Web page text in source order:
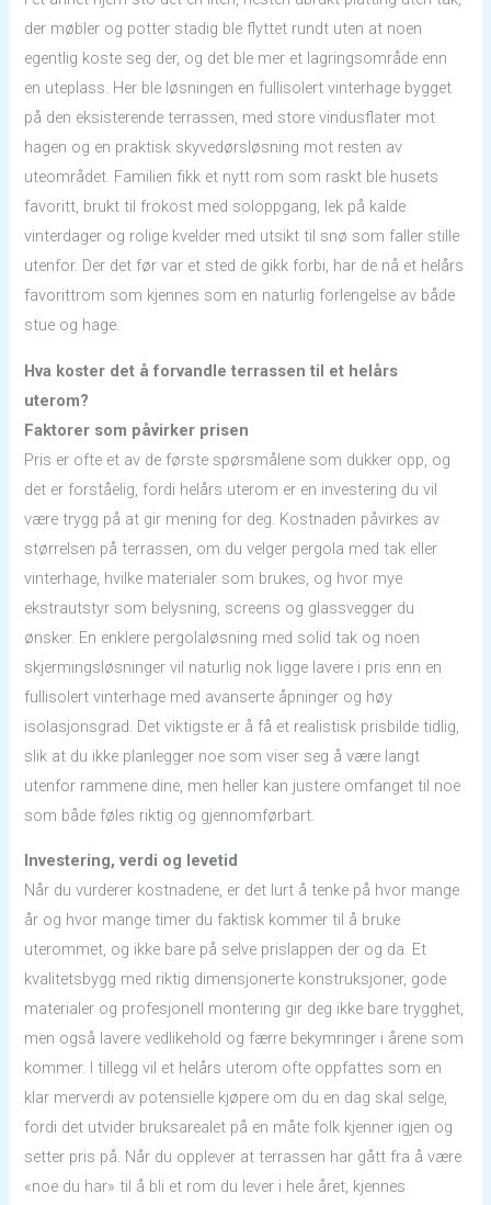
der møbler og potter stadig ble flyttet rundt uten at noen
egentlig koste seg der, og det ble mer et lagringsområde enn
en uteplass. Her ble løsningen en fullisolert vinterhage bygget
på den eksisterende terrassen, med store vindusflater mot
hagen og en praktisk skyvedørsløsning mot resten av
uteområdet. Familien fikk et nytt rom som raskt ble husets
favoritt, brukt til frokost med soloppgang, lek på kalde
vinterdager og rolige kvelder med utsikt til snø som faller stille
utenfor. Der det før var et sted de gikk forbi, har de nå et helårs
favorittrom som kjennes som en naturlig forlengelse av både
stue og hage.
Hva koster det å forvandle terrassen til et helårs
uterom?
Faktorer som påvirker prisen
Pris er ofte et av de første spørsmålene som dukker opp, og
det er forståelig, fordi helårs uterom er en investering du vil
være trygg på at gir mening for deg. Kostnaden påvirkes av
størrelsen på terrassen, om du velger pergola med tak eller
vinterhage, hvilke materialer som brukes, og hvor mye
ekstrautstyr som belysning, screens og glassvegger du
ønsker. En enklere pergolaløsning med solid tak og noen
skjermingsløsninger vil naturlig nok ligge lavere i pris enn en
fullisolert vinterhage med avanserte åpninger og høy
isolasjonsgrad. Det viktigste er å få et realistisk prisbilde tidlig,
slik at du ikke planlegger noe som viser seg å være langt
utenfor rammene dine, men heller kan justere omfanget til noe
som både føles riktig og gjennomførbart.
Investering, verdi og levetid
Når du vurderer kostnadene, er det lurt å tenke på hvor mange
år og hvor mange timer du faktisk kommer til å bruke
uterommet, og ikke bare på selve prislappen der og da. Et
kvalitetsbygg med riktig dimensjonerte konstruksjoner, gode
materialer og profesjonell montering gir deg ikke bare trygghet,
men også lavere vedlikehold og færre bekymringer i årene som
kommer. I tillegg vil et helårs uterom ofte oppfattes som en
klar merverdi av potensielle kjøpere om du en dag skal selge,
fordi det utvider bruksarealet på en måte folk kjenner igjen og
setter pris på. Når du opplever at terrassen har gått fra å være
«noe du har» til å bli et rom du lever i hele året, kjennes